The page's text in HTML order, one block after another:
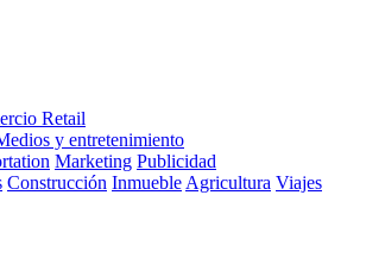
Retail
y entretenimiento
Marketing Publicidad
Construcción Inmueble Agricultura Viajes